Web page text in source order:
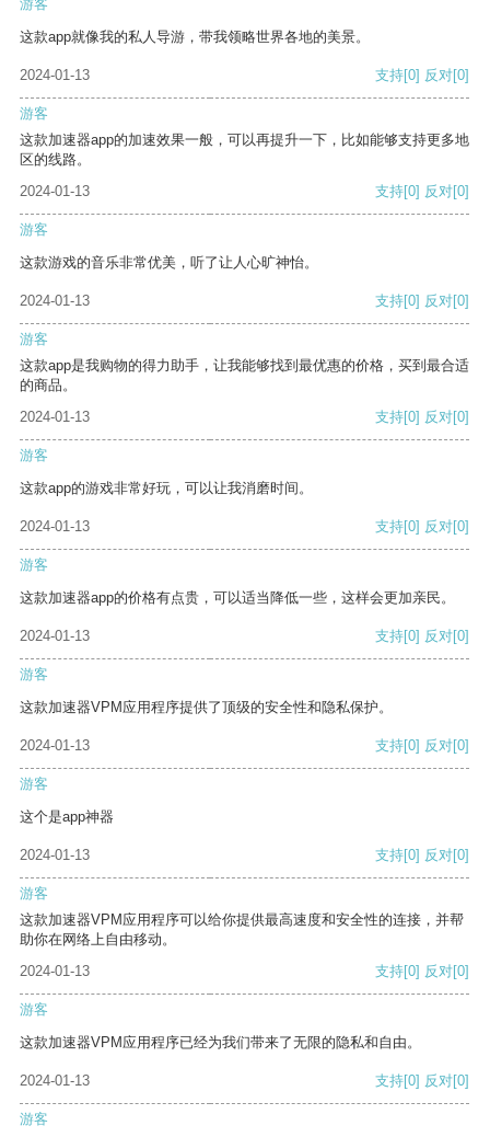
游客
这款app就像我的私人导游，带我领略世界各地的美景。
2024-01-13 支持[0] 反对[0]
游客
这款加速器app的加速效果一般，可以再提升一下，比如能够支持更多地
区的线路。
2024-01-13
支持[0] 反对[0]
游客
这款游戏的音乐非常优美，听了让人心旷神怡。
2024-01-13 支持[0] 反对[0]
游客
这款app是我购物的得力助手，让我能够找到最优惠的价格，买到最合适
的商品。
2024-01-13
支持[0] 反对[0]
游客
这款app的游戏非常好玩，可以让我消磨时间。
2024-01-13 支持[0] 反对[0]
游客
这款加速器app的价格有点贵，可以适当降低一些，这样会更加亲民。
2024-01-13 支持[0] 反对[0]
游客
这款加速器VPM应用程序提供了顶级的安全性和隐私保护。
2024-01-13 支持[0] 反对[0]
游客
这个是app神器
2024-01-13 支持[0] 反对[0]
游客
这款加速器VPM应用程序可以给你提供最高速度和安全性的连接，并帮
助你在网络上自由移动。
2024-01-13
支持[0] 反对[0]
游客
这款加速器VPM应用程序已经为我们带来了无限的隐私和自由。
2024-01-13 支持[0] 反对[0]
游客